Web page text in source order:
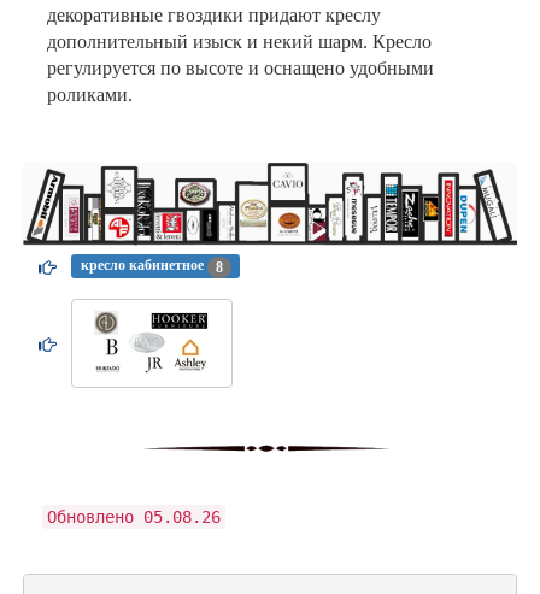
декоративные гвоздики придают креслу
дополнительный изыск и некий шарм. Кресло
регулируется по высоте и оснащено удобными
роликами.
кресло кабинетное 8
Обновлено 05.08.26